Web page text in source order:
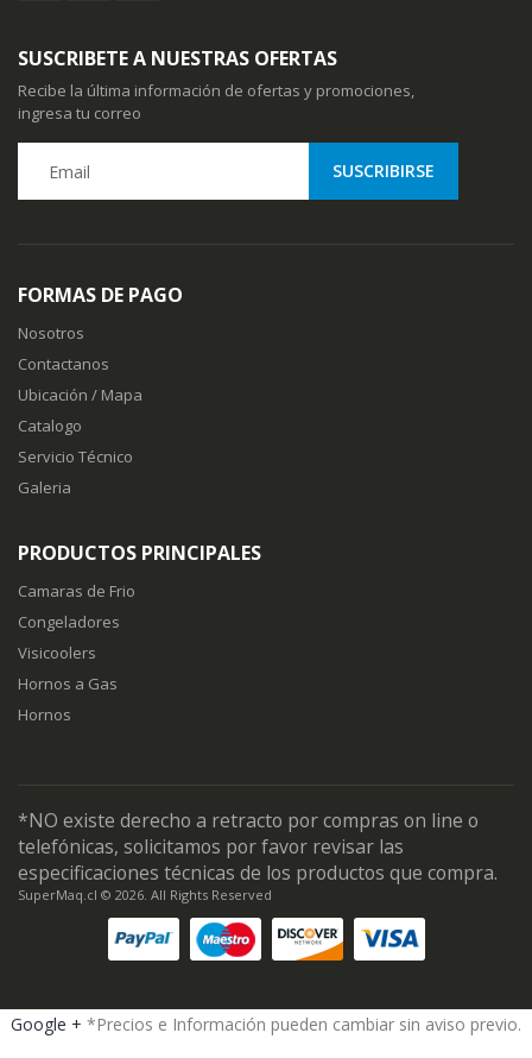
SUSCRIBETE A NUESTRAS OFERTAS
Recibe la última información de ofertas y promociones,
ingresa tu correo
FORMAS DE PAGO
Nosotros
Contactanos
Ubicación / Mapa
Catalogo
Servicio Técnico
Galeria
PRODUCTOS PRINCIPALES
Camaras de Frio
Congeladores
Visicoolers
Hornos a Gas
Hornos
*NO existe derecho a retracto por compras on line o
telefónicas, solicitamos por favor revisar las
especificaciones técnicas de los productos que compra.
SuperMaq.cl © 2026. All Rights Reserved
Google + *Precios e Información pueden cambiar sin aviso previo.